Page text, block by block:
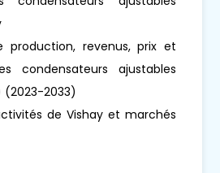
production, revenus, prix et
condensateurs ajustables
(2023-2033)
de Vishay et marchés